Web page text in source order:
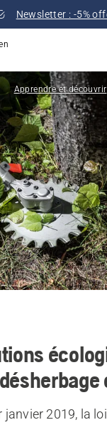
Newsletter : -5%
Apprendre et découvrir
janvier 2019, la